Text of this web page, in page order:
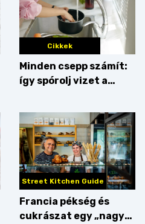
Cikkek
Minden csepp számít:
így spórolj vizet a
Street Kitchen Guide
Francia pékség és
cukrászat egy „nagy